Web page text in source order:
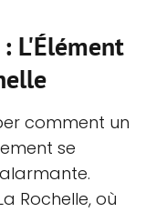
L'Élément
comment un
se
Rochelle, où